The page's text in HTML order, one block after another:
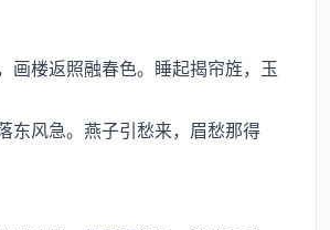
画楼返照融春色。睡起揭帘旌，玉
东风急。燕子引愁来，眉愁那得